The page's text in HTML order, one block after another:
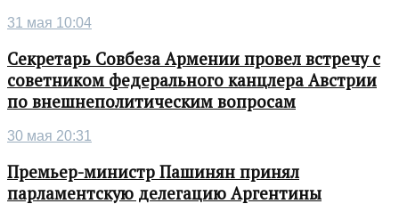
31 мая 10:04
Секретарь Совбеза Армении провел встречу с
советником федерального канцлера Австрии
по внешнеполитическим вопросам
30 мая 20:31
Премьер-министр Пашинян принял
парламентскую делегацию Аргентины